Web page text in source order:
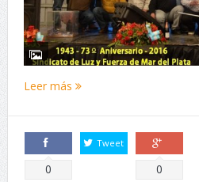
Leer más
Comparte
0
Tweet
Comparte
0